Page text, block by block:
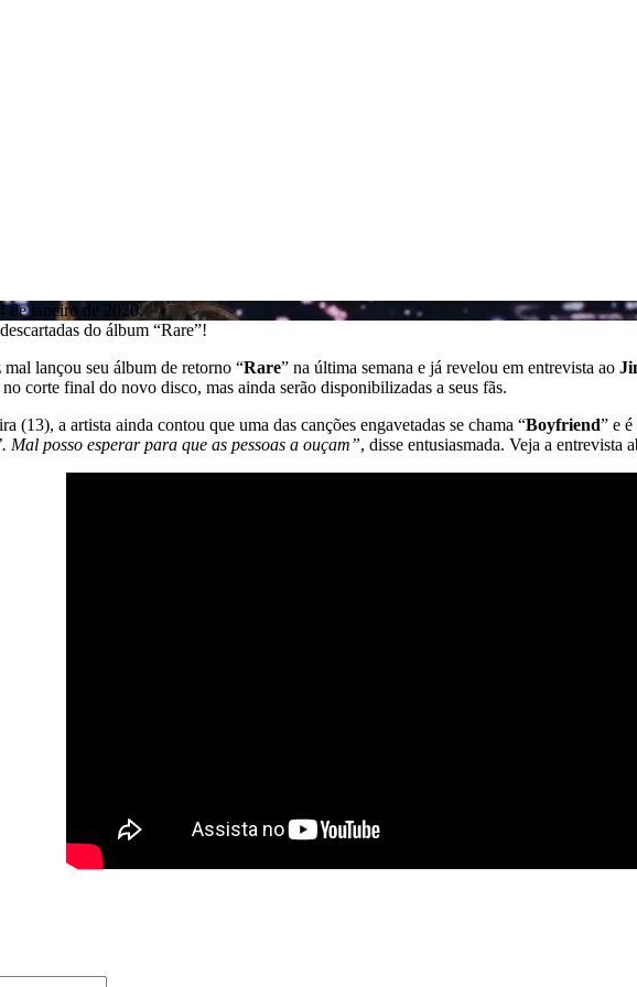
de janeiro de 2020.
do álbum “Rare”!
mal lançou seu álbum de retorno “Rare” na última semana e já revelou em entrevista ao
corte final do novo disco, mas ainda serão disponibilizadas a seus fãs.
(13), a artista ainda contou que uma das canções engavetadas se chama “Boyfriend” e
Mal posso esperar para que as pessoas a ouçam”, disse entusiasmada. Veja a entrevista